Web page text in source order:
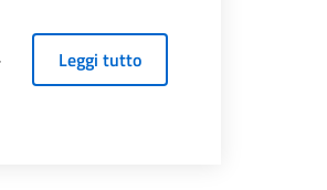
Leggi tuttoabout